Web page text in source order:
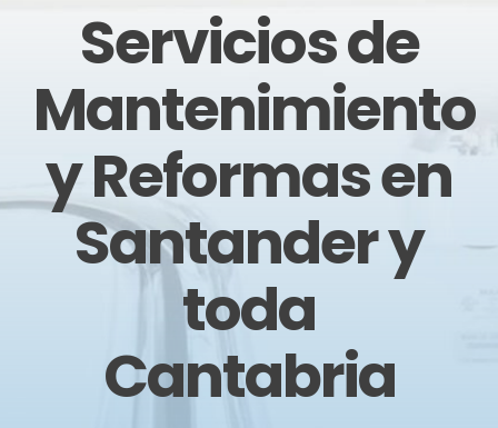
Servicios de
Mantenimiento
y Reformas en
Santander y
toda
Cantabria